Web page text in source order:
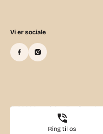
Ring til os
Vi er sociale
©2026Copyright -